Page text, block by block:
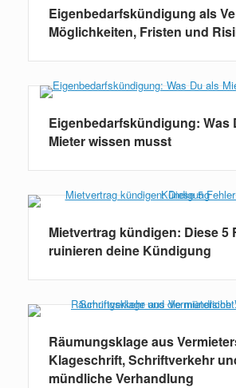
Eigenbedarfskündigung als
Möglichkeiten, Fristen und
Eigenbedarfskündigung: Was
Mieter wissen musst
Mietvertrag kündigen: Diese 5
ruinieren deine Kündigung
Räumungsklage aus
Klageschrift, Schriftverkehr
mündliche Verhandlung